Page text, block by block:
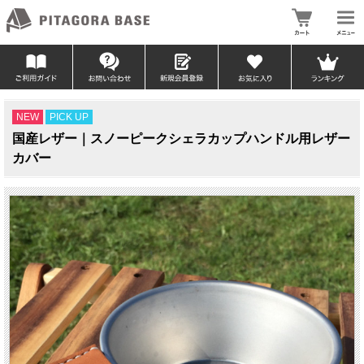
NEW PICK UP
国産レザー｜スノーピークシェラカップハンドル用レザー
カバー